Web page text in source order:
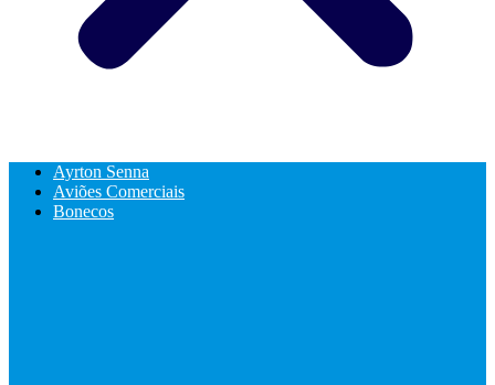
Ayrton Senna
Aviões Comerciais
Bonecos